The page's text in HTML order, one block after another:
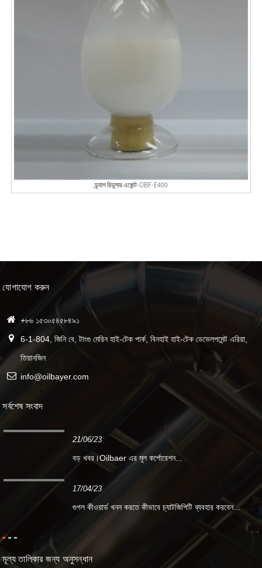
ড্র্যাগ রিডুসার এজেন্ট-OBF-E400
যোগাযোগ করুন
+৮৬ ১৫৩০৫৪৫৮৪৯১
6-1-804, জিনি বে, টাংগু মেরিন হাই-টেক পার্ক, বিনহাই হাই-টেক ডেভেলপমেন্ট এরিয়া,
তিয়ানজিন
info@oilbayer.com
সর্বশেষ সংবাদ
21/06/23
বড় খবর।Oilbaer এর মূল কর্পোরেশন...
17/04/23
গুগল কীওয়ার্ড খনন করতে কীভাবে চ্যাটজিপিটি ব্যবহার করবেন...
মূল্য তালিকার জন্য অনুসন্ধান